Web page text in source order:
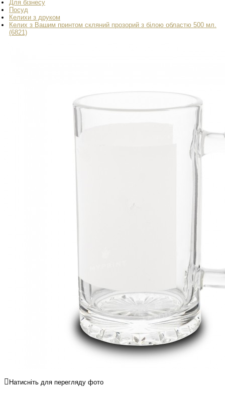
Для бізнесу
Посуд
Келихи з друком
Келих з Вашим принтом скляний прозорий з білою областю 500 мл.
(6821)
Натисніть для перегляду фото